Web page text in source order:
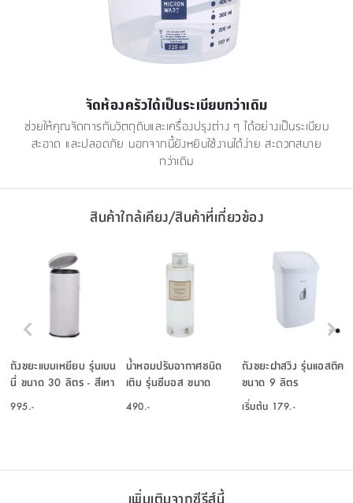
จัดห้องครัวได้เป็นระเบียบกว่าเดิม
ช่วยให้คุณจัดการกับวัตถุดิบและเครื่องปรุงต่าง ๆ ได้อย่างเป็นระเบียบ
สะอาด และปลอดภัย นอกจากนี้ยังหยิบใช้งานได้ง่าย สะดวกสบาย
กว่าเดิม
สินค้าใกล้เคียง/สินค้าที่เกี่ยวข้อง
ถังขยะแบบเหยียบ รุ่นเบน
นี่ ขนาด 30 ลิตร - สีเทา
995.-
น้ำหอมปรับอากาศชนิด
เติม รุ่นซีมอส ขนาด
490.-
ถังขยะฝาสวิง รุ่นแอสติค
ขนาด 9 ลิตร
เริ่มต้น 179.-
เพิ่มเติมจากซีรีส์นี้